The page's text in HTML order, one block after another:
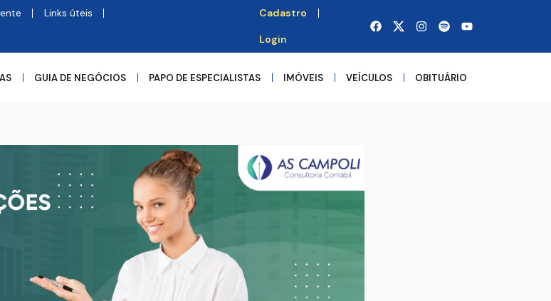
Links úteis Cadastro
Login
GUIA DE NEGÓCIOS PAPO DE ESPECIALISTAS IMÓVEIS VEÍCULOS OBITUÁRIO